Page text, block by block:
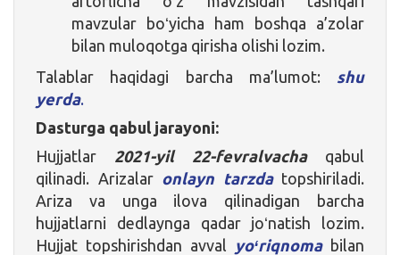
mavzular boʻyicha ham boshqa a’zolar
bilan muloqotga qirisha olishi lozim.
Talablar haqidagi barcha ma’lumot: shu
yerda.
Dasturga qabul jarayoni:
Hujjatlar 2021-yil 22-fevralvachaqabul
qilinadi. Arizalar onlayn tarzda topshiriladi.
Ariza va unga ilova qilinadigan barcha
hujjatlarni dedlaynga qadar joʻnatish lozim.
Hujjat topshirishdan avval yoʻriqnomabilan